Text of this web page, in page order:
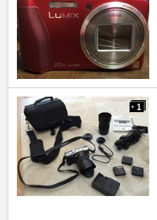
+ 1